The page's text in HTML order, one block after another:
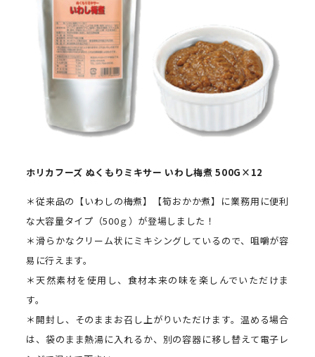
ホリカフーズ ぬくもりミキサー いわし梅煮500G × 12
＊従来品の【いわしの梅煮】【筍おかか煮】に業務用に便利
な大容量タイプ（500ｇ）が登場しました！
＊滑らかなクリーム状にミキシングしているので、咀嚼が容
易に行えます。
＊天然素材を使用し、食材本来の味を楽しんでいただけま
す。
＊開封し、そのままお召し上がりいただけます。温める場合
は、袋のまま熱湯に入れるか、別の容器に移し替えて電子レ